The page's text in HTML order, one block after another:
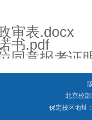
审表.docx
书.pdf
同意报考证
北京校
保定校区地址